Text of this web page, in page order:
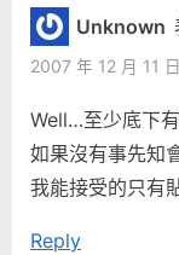
覽
o
u
P
o
t
Unknown
2007 年 12 月 11
Well…至少底下
如果沒有事先知
我能接受的只有
Reply